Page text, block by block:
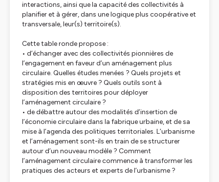
interactions, ainsi que la capacité des collectivités à
planifier et à gérer, dans une logique plus coopérative et
transversale, leur(s) territoire(s).
Cette table ronde propose :
• d’échanger avec des collectivités pionnières de
l’engagement en faveur d’un aménagement plus
circulaire. Quelles études menées ? Quels projets et
stratégies mis en œuvre ? Quels outils sont à
disposition des territoires pour déployer
l’aménagement circulaire ?
• de débattre autour des modalités d’insertion de
l’économie circulaire dans la fabrique urbaine, et de sa
mise à l’agenda des politiques territoriales. L’urbanisme
et l’aménagement sont-ils en train de se structurer
autour d’un nouveau modèle ? Comment
l’aménagement circulaire commence à transformer les
pratiques des acteurs et experts de l’urbanisme ?